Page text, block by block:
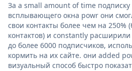
За a small amount of time
всплывающего окна powr они
свои контакты более чем на 250%
контактов) и constantly
до более 6000 подписчиков,
кормить на их сайте. они added
визуальный способ быстро